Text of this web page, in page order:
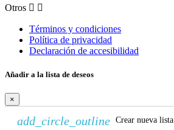
Otros  
Términos y condiciones
Política de privacidad
Declaración de accesibilidad
Añadir a la lista de deseos
×
add_circle_outline Crear nueva lista